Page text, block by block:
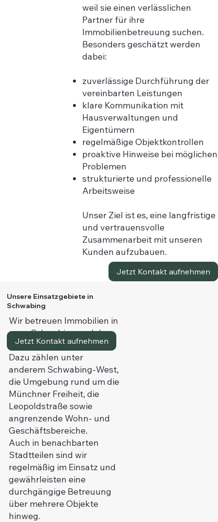
weil sie einen verlässlichen
Partner für ihre
Immobilienbetreuung suchen.
Besonders geschätzt werden
dabei:
zuverlässige Durchführung der
vereinbarten Leistungen
klare Kommunikation mit
Hausverwaltungen und
Eigentümern
regelmäßige Objektkontrollen
proaktive Hinweise bei möglichen
Problemen
strukturierte und professionelle
Arbeitsweise
Unser Ziel ist es, eine langfristige
und vertrauensvolle
Zusammenarbeit mit unseren
Kunden aufzubauen.
Jetzt Kontakt aufnehmen
Unsere Einsatzgebiete in
Schwabing
Wir betreuen Immobilien in
ganz Schwabing und den
umliegenden Bereichen.
Dazu zählen unter
anderem Schwabing-West,
die Umgebung rund um die
Münchner Freiheit, die
Leopoldstraße sowie
angrenzende Wohn- und
Geschäftsbereiche.
Auch in benachbarten
Stadtteilen sind wir
regelmäßig im Einsatz und
gewährleisten eine
durchgängige Betreuung
über mehrere Objekte
hinweg.
Jetzt Kontakt aufnehmen